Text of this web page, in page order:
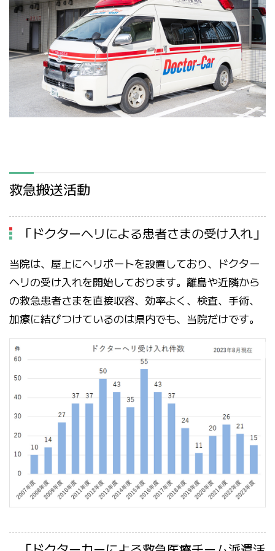
救急搬送活動
「ドクターヘリによる患者さまの受け入れ」
当院は、屋上にヘリポートを設置しており、ドクター
ヘリの受け入れを開始しております。離島や近隣から
の救急患者さまを直接収容、効率よく、検査、手術、
加療に結びつけているのは県内でも、当院だけです。